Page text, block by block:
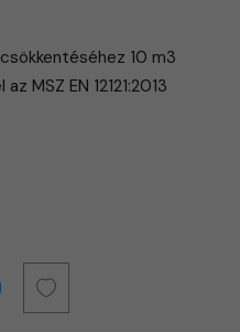
10 m3
MSZ EN 12121:2013